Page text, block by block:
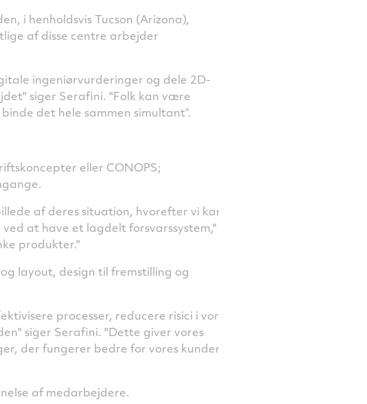
i henholdsvis Tucson (Arizona),
af disse centre arbejder
ingeniørvurderinger og dele 2D-
siger Serafini. "Folk kan være
det hele sammen simultant”.
eller CONOPS;
af deres situation, hvorefter vi kan
at have et lagdelt forsvarssystem,"
produkter."
layout, design til fremstilling og
processer, reducere risici i vores
siger Serafini. "Dette giver vores
der fungerer bedre for vores kunder og
af medarbejdere.